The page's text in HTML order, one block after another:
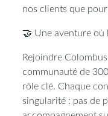
nos clients que
🤝 Une aventure
Rejoindre
communauté de
rôle clé. Chaque
singularité : pas de